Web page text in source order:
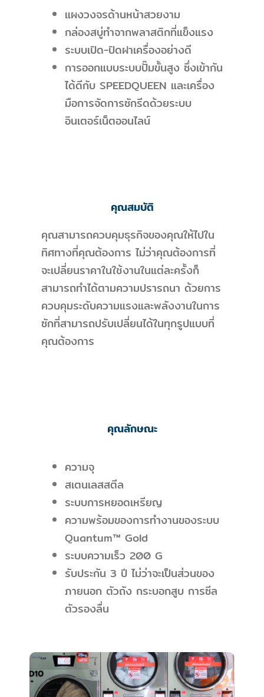
แผงวงจรด้านหน้าสวยงาม
กล่องสบู่ทำจากพลาสติกที่แข็งแรง
ระบบเปิด-ปิดฝาเครื่องอย่างดี
การออกแบบระบบปั๊มขั้นสูง ซึ่งเข้ากัน
ได้ดีกับ SPEEDQUEEN และเครื่อง
มือการจัดการซักรีดด้วยระบบ
อินเตอร์เน็ตออนไลน์
คุณสมบัติ
คุณสามารถควบคุมธุรกิจของคุณให้ไปใน
ทิศทางที่คุณต้องการ ไม่ว่าคุณต้องการที่
จะเปลี่ยนราคาในใช้งานในแต่ละครั้งก็
สามารถทำได้ตามความปรารถนา ด้วยการ
ควบคุมระดับความแรงและพลังงานในการ
ซักที่สามารถปรับเปลี่ยนได้ในทุกรูปแบบที่
คุณต้องการ
คุณลักษณะ
ความจุ
สเตนเลสสตีล
ระบบการหยอดเหรียญ
ความพร้อมของการทำงานของระบบ
Quantum™ Gold
ระบบความเร็ว 200 G
รับประกัน 3 ปี ไม่ว่าจะเป็นส่วนของ
ภายนอก ตัวถัง กระบอกสูบ การซีล
ตัวรองลื่น